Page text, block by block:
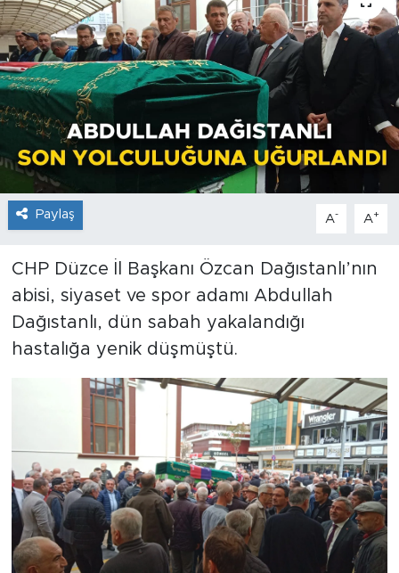
Paylaş A- A+
CHP Düzce İl Başkanı Özcan Dağıstanlı’nın
abisi, siyaset ve spor adamı Abdullah
Dağıstanlı, dün sabah yakalandığı
hastalığa yenik düşmüştü.